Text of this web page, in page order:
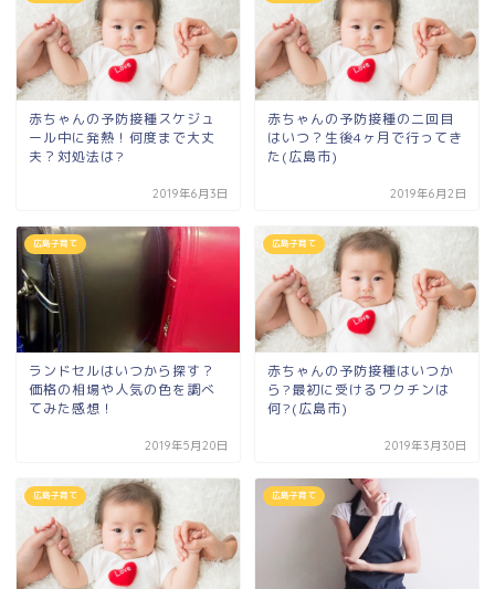
赤ちゃんの予防接種スケジュ
ール中に発熱！何度まで大丈
夫？対処法は?
2019年6月3日
赤ちゃんの予防接種の二回目
はいつ？生後4ヶ月で行ってき
た(広島市)
2019年6月2日
広島子育て
ランドセルはいつから探す？
価格の相場や人気の色を調べ
てみた感想！
2019年5月20日
広島子育て
赤ちゃんの予防接種はいつか
ら?最初に受けるワクチンは
何?(広島市)
2019年3月30日
広島子育て 広島子育て